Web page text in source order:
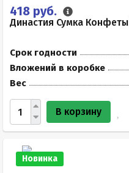
418 руб.
Династия Сумка
Срок годности
Вложений в коробке
Вес
В корзину
Новинка